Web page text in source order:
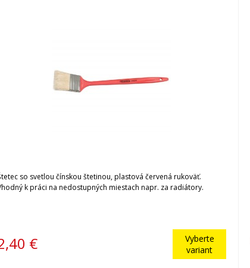
so svetlou čínskou štetinou, plastová červená rukoväť.
k práci na nedostupných miestach napr. za radiátory.
€
Vyberte
variant